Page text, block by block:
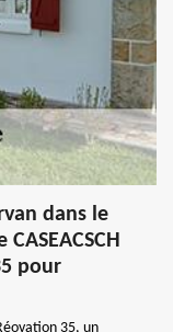
dans le
pour
35, un